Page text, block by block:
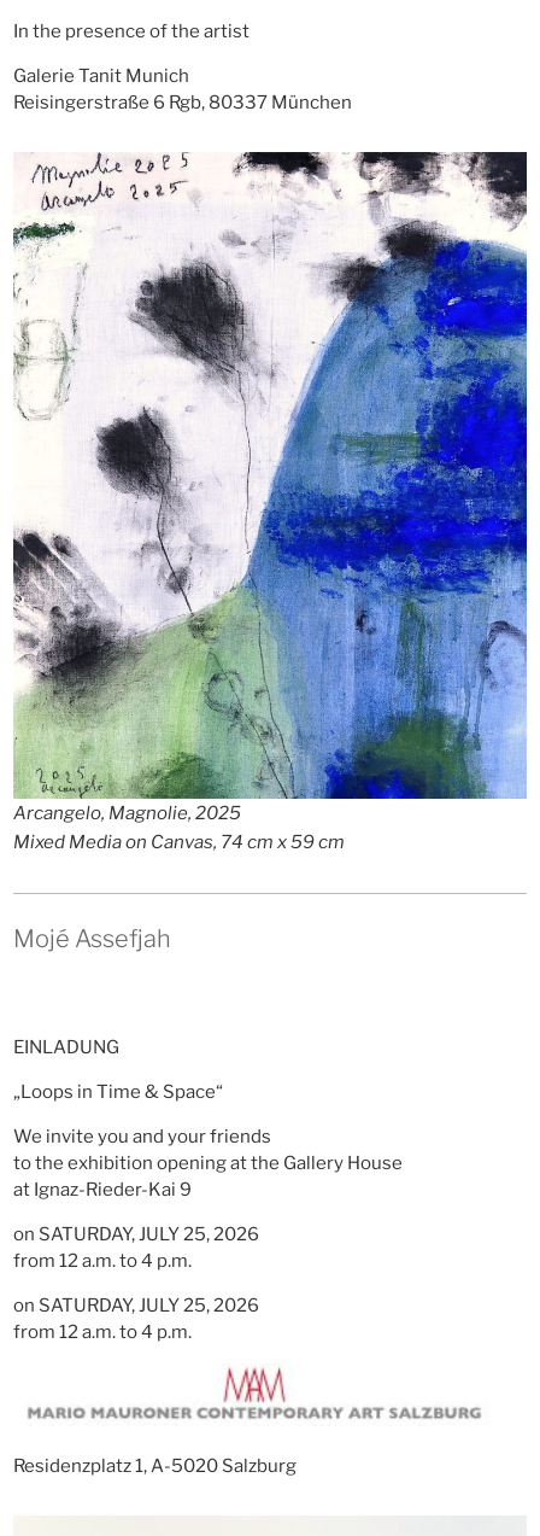
In the presence of the artist
Galerie Tanit Munich
Reisingerstraße 6 Rgb, 80337 München
Arcangelo, Magnolie, 2025
Mixed Media on Canvas, 74 cm x 59 cm
Mojé Assefjah
EINLADUNG
„Loops in Time & Space“
We invite you and your friends
to the exhibition opening at the Gallery House
at Ignaz-Rieder-Kai 9
on SATURDAY, JULY 25, 2026
from 12 a.m. to 4 p.m.
on SATURDAY, JULY 25, 2026
from 12 a.m. to 4 p.m.
Residenzplatz 1, A-5020 Salzburg